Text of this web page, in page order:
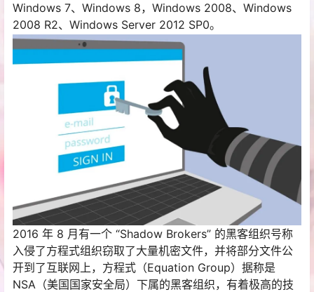
Windows 7、Windows 8，Windows 2008、Windows
2008 R2、Windows Server 2012 SP0。
2016 年 8 月有一个 “Shadow Brokers” 的黑客组织号称
入侵了方程式组织窃取了大量机密文件，并将部分文件公
开到了互联网上，方程式（Equation Group）据称是
NSA（美国国家安全局）下属的黑客组织，有着极高的技